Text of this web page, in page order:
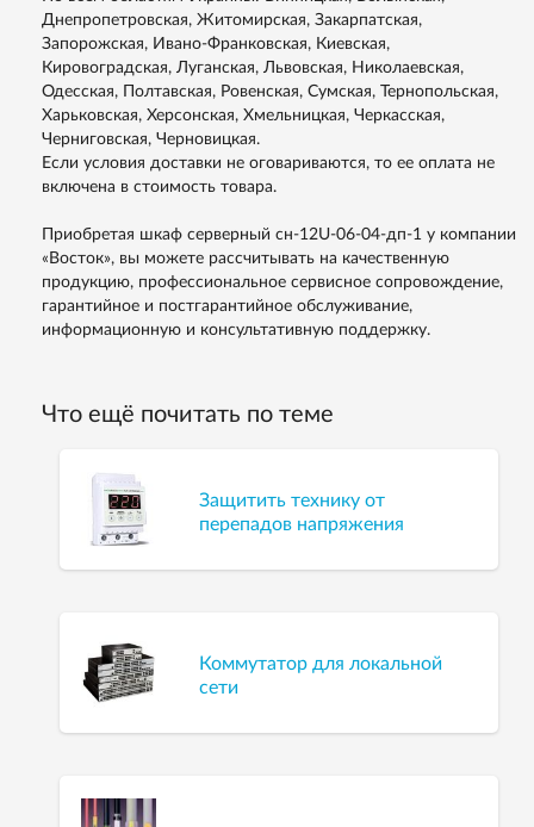
Днепропетровская, Житомирская, Закарпатская,
Запорожская, Ивано-Франковская, Киевская,
Кировоградская, Луганская, Львовская, Николаевская,
Одесская, Полтавская, Ровенская, Сумская, Тернопольская,
Харьковская, Херсонская, Хмельницкая, Черкасская,
Черниговская, Черновицкая.
Если условия доставки не оговариваются, то ее оплата не
включена в стоимость товара.
Приобретая шкаф серверный сн-12U-06-04-дп-1 у компании
«Восток», вы можете рассчитывать на качественную
продукцию, профессиональное сервисное сопровождение,
гарантийное и постгарантийное обслуживание,
информационную и консультативную поддержку.
Что ещё почитать по теме
Защитить технику от
перепадов напряжения
Коммутатор для локальной
сети